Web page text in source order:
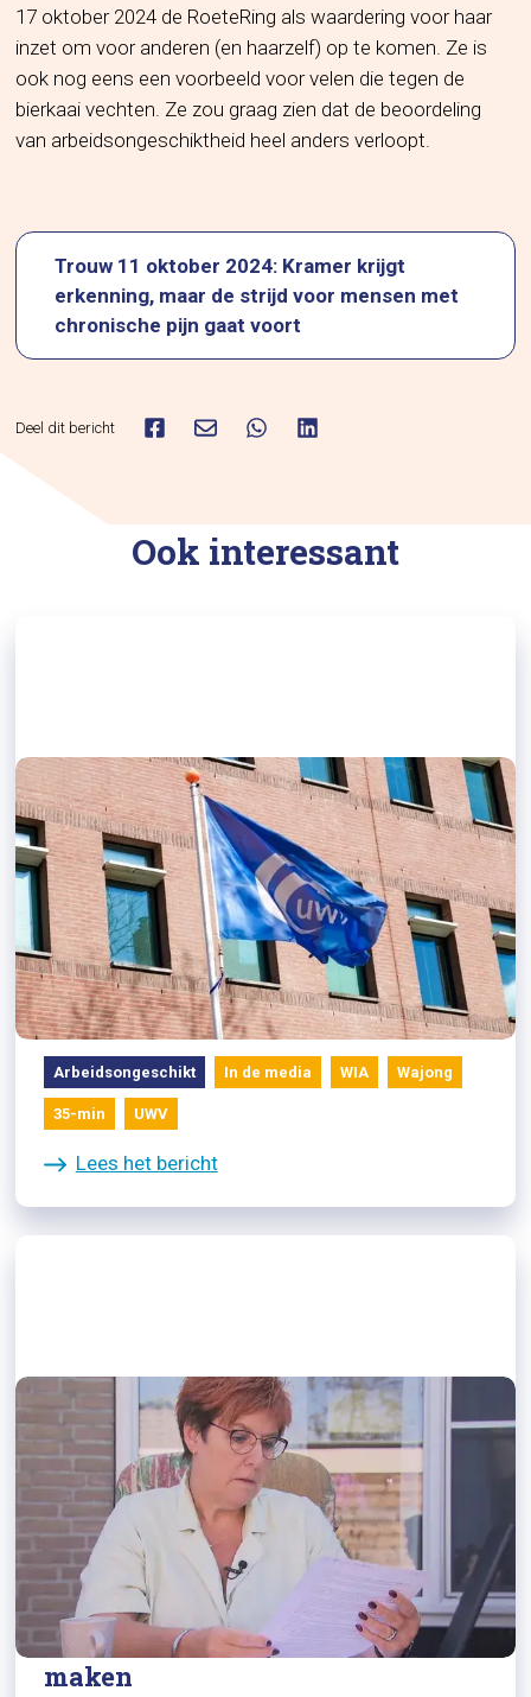
17 oktober 2024 de RoeteRing als waardering voor haar
inzet om voor anderen (en haarzelf) op te komen. Ze is
ook nog eens een voorbeeld voor velen die tegen de
bierkaai vechten. Ze zou graag zien dat de beoordeling
van arbeidsongeschiktheid heel anders verloopt.
Trouw 11 oktober 2024: Kramer krijgt
erkenning, maar de strijd voor mensen met
chronische pijn gaat voort
Deel dit bericht
Ook interessant
27/11/2024
NRC: Heeft Kamer vertrouwen in
hersteloperatie UWV?
Arbeidsongeschikt In de media WIA Wajong
35-min UWV
Lees het bericht
10/09/2024
Gedupeerde WIA-affaire: UWV zei
dat ik me geen zorgen hoefde te
maken